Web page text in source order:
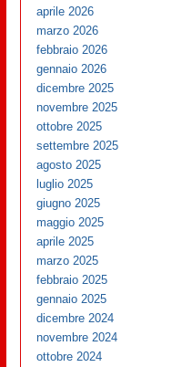
aprile 2026
marzo 2026
febbraio 2026
gennaio 2026
dicembre 2025
novembre 2025
ottobre 2025
settembre 2025
agosto 2025
luglio 2025
giugno 2025
maggio 2025
aprile 2025
marzo 2025
febbraio 2025
gennaio 2025
dicembre 2024
novembre 2024
ottobre 2024